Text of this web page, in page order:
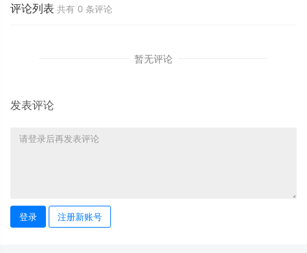
评论列表 共有 0 条评论
暂无评论
发表评论
登录 注册新账号